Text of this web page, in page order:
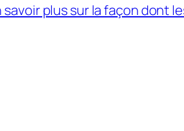
savoir plus sur la façon dont